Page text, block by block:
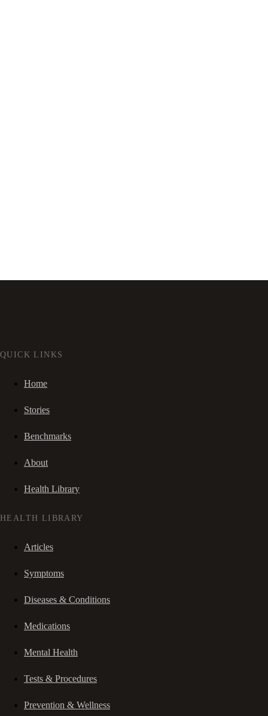
QUICK LINKS
Home
Stories
Benchmarks
About
Health Library
HEALTH LIBRARY
Articles
Symptoms
Diseases & Conditions
Medications
Mental Health
Tests & Procedures
Prevention & Wellness